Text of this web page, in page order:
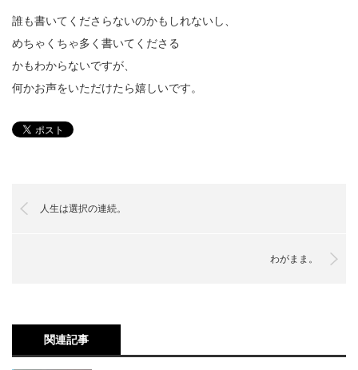
誰も書いてくださらないのかもしれないし、
めちゃくちゃ多く書いてくださる
かもわからないですが、
何かお声をいただけたら嬉しいです。
人生は選択の連続。
わがまま。
関連記事